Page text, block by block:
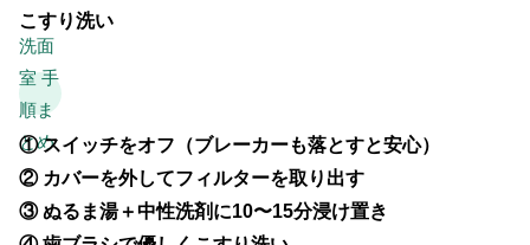
こすり洗い
洗面
室 手
順ま
とめ
① スイッチをオフ（ブレーカーも落とすと安心）
② カバーを外してフィルターを取り出す
③ぬるま湯＋中性洗剤に10〜15分浸け置き